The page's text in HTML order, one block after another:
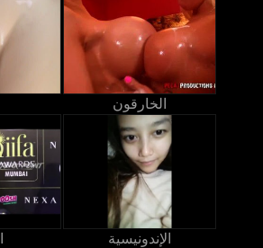
الخارقون
الإندونيسية